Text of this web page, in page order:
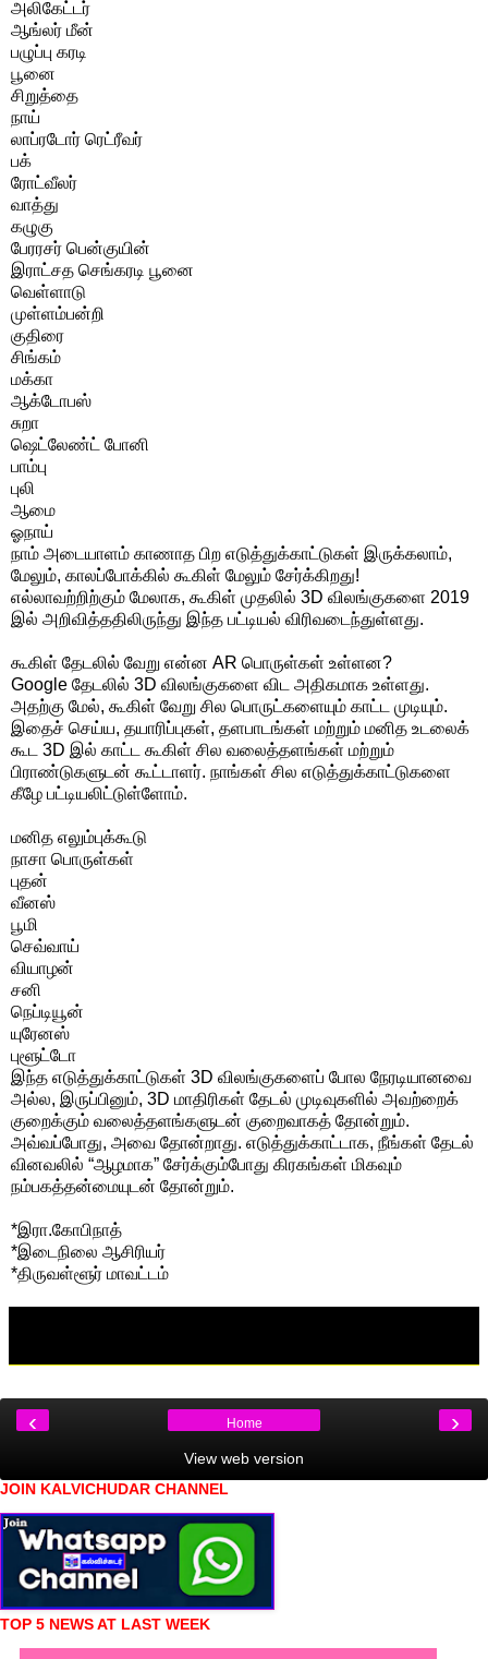
அலிகேட்டர்
ஆங்லர் மீன்
பழுப்பு கரடி
பூனை
சிறுத்தை
நாய்
லாப்ரடோர் ரெட்ரீவர்
பக்
ரோட்வீலர்
வாத்து
கழுகு
பேரரசர் பென்குயின்
இராட்சத செங்கரடி பூனை
வெள்ளாடு
முள்ளம்பன்றி
குதிரை
சிங்கம்
மக்கா
ஆக்டோபஸ்
சுறா
ஷெட்லேண்ட் போனி
பாம்பு
புலி
ஆமை
ஓநாய்
நாம் அடையாளம் காணாத பிற எடுத்துக்காட்டுகள் இருக்கலாம்,
மேலும், காலப்போக்கில் கூகிள் மேலும் சேர்க்கிறது!
எல்லாவற்றிற்கும் மேலாக, கூகிள் முதலில் 3D விலங்குகளை 2019
இல் அறிவித்ததிலிருந்து இந்த பட்டியல் விரிவடைந்துள்ளது.
கூகிள் தேடலில் வேறு என்ன AR பொருள்கள் உள்ளன?
Google தேடலில் 3D விலங்குகளை விட அதிகமாக உள்ளது.
அதற்கு மேல், கூகிள் வேறு சில பொருட்களையும் காட்ட முடியும்.
இதைச் செய்ய, தயாரிப்புகள், தளபாடங்கள் மற்றும் மனித உடலைக்
கூட 3D இல் காட்ட கூகிள் சில வலைத்தளங்கள் மற்றும்
பிராண்டுகளுடன் கூட்டாளர். நாங்கள் சில எடுத்துக்காட்டுகளை
கீழே பட்டியலிட்டுள்ளோம்.
மனித எலும்புக்கூடு
நாசா பொருள்கள்
புதன்
வீனஸ்
பூமி
செவ்வாய்
வியாழன்
சனி
நெப்டியூன்
யுரேனஸ்
புளூட்டோ
இந்த எடுத்துக்காட்டுகள் 3D விலங்குகளைப் போல நேரடியானவை
அல்ல, இருப்பினும், 3D மாதிரிகள் தேடல் முடிவுகளில் அவற்றைக்
குறைக்கும் வலைத்தளங்களுடன் குறைவாகத் தோன்றும்.
அவ்வப்போது, ​​அவை தோன்றாது. எடுத்துக்காட்டாக, நீங்கள் தேடல்
வினவலில் “ஆழமாக” சேர்க்கும்போது கிரகங்கள் மிகவும்
நம்பகத்தன்மையுடன் தோன்றும்.
*இரா.கோபிநாத்
*இடைநிலை ஆசிரியர்
*திருவள்ளூர் மாவட்டம்
‹ ›
Home
View web version
JOIN KALVICHUDAR CHANNEL
TOP 5 NEWS AT LAST WEEK